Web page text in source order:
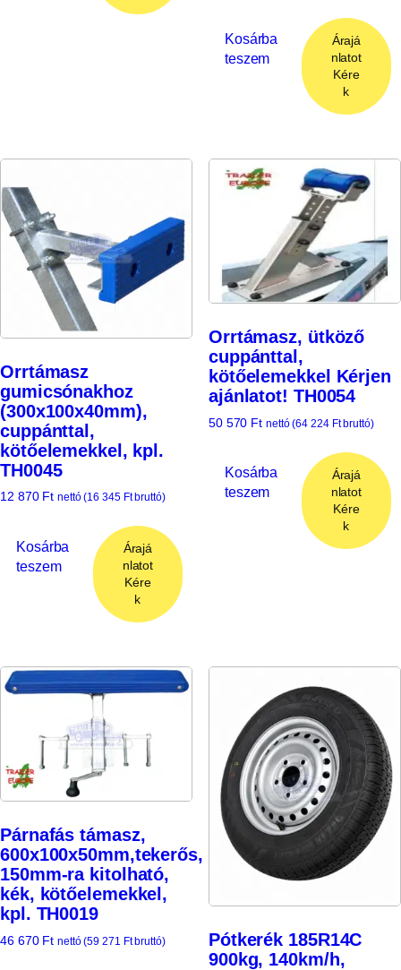
Kosárba
teszem
Árajá
nlatot
Kére
k
Orrtámasz
gumicsónakhoz
(300x100x40mm),
cuppánttal,
kötőelemekkel, kpl.
TH0045
12 870 Ft nettó (16 345 Ftbruttó)
Kosárba
teszem
Árajá
nlatot
Kére
k
Orrtámasz, ütköző
cuppánttal,
kötőelemekkel Kérjen
ajánlatot! TH0054
50 570 Ft nettó (64 224 Ftbruttó)
Kosárba
teszem
Árajá
nlatot
Kére
k
Párnafás támasz,
600x100x50mm,tekerős,
150mm-ra kitolható,
kék, kötőelemekkel,
kpl. TH0019
46 670 Ft nettó (59 271 Ftbruttó)
Pótkerék 185R14C
900kg, 140km/h,